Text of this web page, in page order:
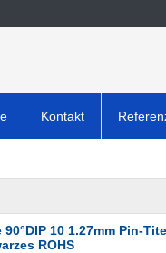
Kontakt
90°DIP 10 1.27mm Pin-
ROHS